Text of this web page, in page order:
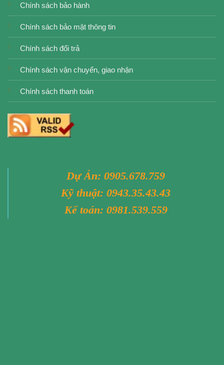
Chính sách bảo hành
Chính sách bảo mật thông tin
Chính sách đổi trả
Chính sách vận chuyển, giao nhận
Chính sách thanh toán
Dự Án: 0905.678.759
Kỹ thuật: 0943.35.43.43
Kế toán: 0981.539.559